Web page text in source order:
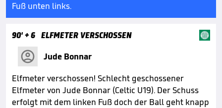
Fuß unten links.
90'+ 6 ELFMETER VERSCHOSSEN
Jude Bonnar
Elfmeter verschossen! Schlecht geschossener
Elfmeter von Jude Bonnar (Celtic U19). Der Schuss
erfolgt mit dem linken Fuß doch der Ball geht knapp